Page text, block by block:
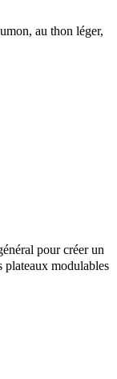
au thon léger,
pour créer un
plateaux modulables